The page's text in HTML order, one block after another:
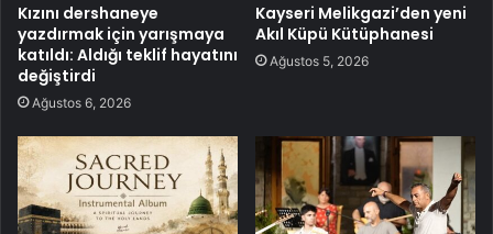
Kızını dershaneye
yazdırmak için yarışmaya
katıldı: Aldığı teklif hayatını
değiştirdi
Ağustos 6, 2026
Kayseri Melikgazi’den yeni
Akıl Küpü Kütüphanesi
Ağustos 5, 2026